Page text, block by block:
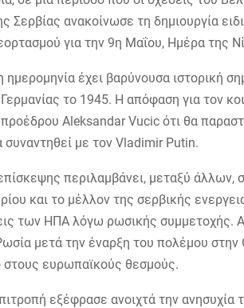
Σερβίας ανακοίνωσε τη δημιουργία
για την 9η Μαΐου, Ημέρα της
ημερομηνία έχει βαρύνουσα ιστορική
Γερμανίας το 1945. Η απόφαση για τον
Aleksandar Vucic ότι θα
με τον Vladimir Putin.
περιλαμβάνει, μεταξύ άλλων,
και το μέλλον της σερβικής
των ΗΠΑ λόγω ρωσικής συμμετοχής.
μετά την έναρξη του πολέμου
στους ευρωπαϊκούς θεσμούς.
εξέφρασε ανοιχτά την ανησυχία